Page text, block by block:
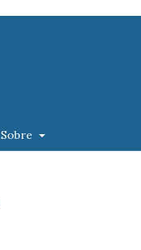
Sobre